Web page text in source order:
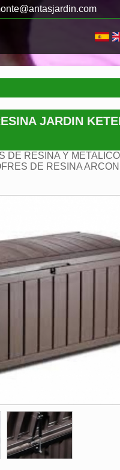
JARDIN
DE RESINA Y
DE RESINA ARCON